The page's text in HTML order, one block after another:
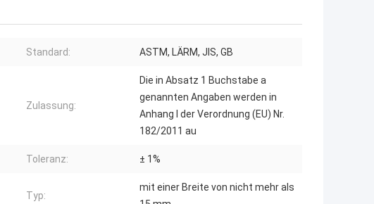
Standard: ASTM, LÄRM, JIS, GB
Zulassung:
Die in Absatz 1 Buchstabe a
genannten Angaben werden in
Anhang I der Verordnung (EU) Nr.
182/2011 au
Toleranz: ± 1%
Typ:
mit einer Breite von nicht mehr als